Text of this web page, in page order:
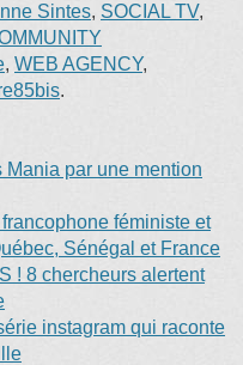
Sintes, SOCIAL TV,
, WEB AGENCY,
.
Mania par une mention
féministe et
Sénégal et France
! 8 chercheurs alertent
instagram qui raconte